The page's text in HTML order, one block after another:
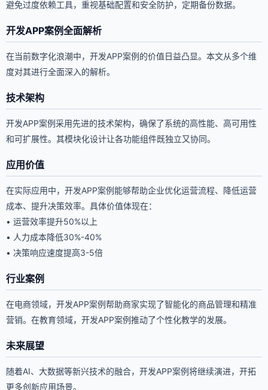
避免过度依赖工具，重视基础配置和安全防护，定期备份数据。
开发APP案例全面解析
在当前数字化浪潮中，开发APP案例的价值日益凸显。本文从多个维
度对其进行全面深入的解析。
技术架构
开发APP案例采用先进的技术架构，确保了系统的高性能、高可用性
和可扩展性。其模块化设计让各功能组件既独立又协同。
应用价值
在实际应用中，开发APP案例能够帮助企业优化运营流程、降低运营
成本、提升决策效率。具体价值体现在：
• 运营效率提升50%以上
• 人力成本降低30%-40%
• 决策响应速度提高3-5倍
行业案例
在电商领域，开发APP案例帮助商家实现了智能化的商品管理和精准
营销。在教育领域，开发APP案例推动了个性化教学的发展。
未来展望
随着AI、大数据等新兴技术的融合，开发APP案例将继续演进，开拓
更多创新应用场景。